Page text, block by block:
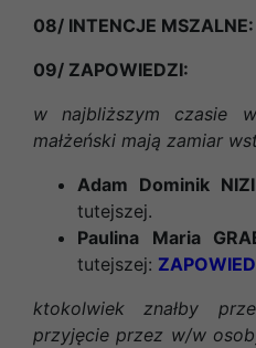
08/ INTENCJE MSZALNE:
09/ ZAPOWIEDZI:
w najbliższym czasie
małżeński mają zamiar
Adam Dominik
tutejszej.
Paulina Maria
tutejszej:
ktokolwiek znałby
przyjęcie przez w/w